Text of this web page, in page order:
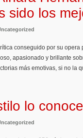
sido los
conseguido por su
apasionado y brillante
más emotivas, si no la
lo